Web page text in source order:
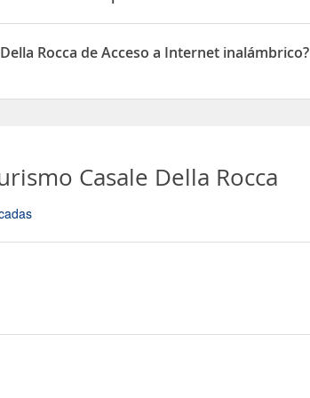
dispone de Aparcamiento
Rocca de Acceso a Internet inalámbrico?
Casale Della Rocca